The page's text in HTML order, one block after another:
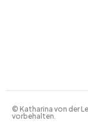
© Katharina von der
vorbehalten.